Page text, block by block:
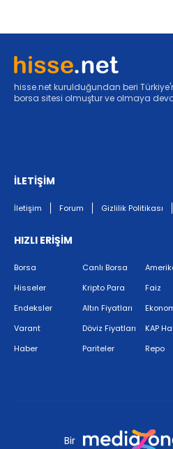
hisse.net kurulduğundan beri
borsa sitesi olmuştur ve olmaya
İLETİŞİM
İletişim Forum Gizlilik Politikası
HIZLI ERİŞİM
Borsa
Hisseler
Endeksler
Varant
Haber
Canlı Borsa
Kripto Para
Altın Fiyatları
Döviz Fiyatları
Pariteler
Faiz
KAP
Repo
Bir